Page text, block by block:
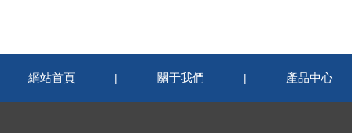
網站首頁 | 關于我們 | 產品中心